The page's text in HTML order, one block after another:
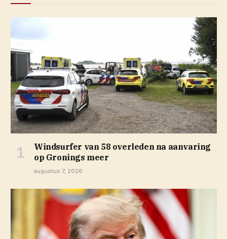
Windsurfer van 58 overleden na aanvaring
op Gronings meer
augustus 7, 2026